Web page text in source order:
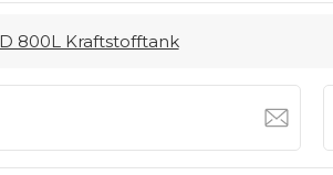
800L Kraftstofftank